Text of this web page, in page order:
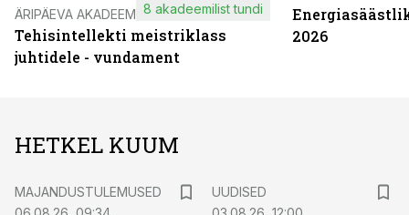
ÄRIPÄEVA AKADEEMIA
Tehisintellekti meistriklass
juhtidele - vundament
8 akadeemilist tundi
2026
HETKEL KUUM
MAJANDUSTULEMUSED
UUDISED